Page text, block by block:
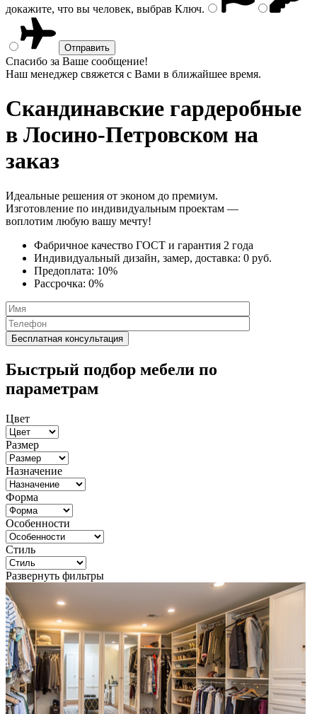
докажите, что вы человек, выбрав Ключ.
Спасибо за Ваше сообщение!
Наш менеджер свяжется с Вами в ближайшее время.
Скандинавские гардеробные
в Лосино-Петровском на
заказ
Идеальные решения от эконом до премиум.
Изготовление по индивидуальным проектам —
воплотим любую вашу мечту!
Фабричное качество ГОСТ и гарантия 2 года
Индивидуальный дизайн, замер, доставка: 0 руб.
Предоплата: 10%
Рассрочка: 0%
Быстрый подбор мебели по
параметрам
Цвет
Размер
Назначение
Форма
Особенности
Стиль
Развернуть фильтры